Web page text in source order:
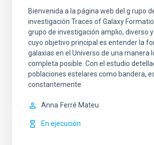
Bienvenida a la página web del g rupo
investigación Traces of Galaxy
grupo de investigación amplio, diverso
cuyo objetivo principal es entender la
galaxias en el Universo de una manera
completa posible. Con el estudio
poblaciones estelares como bandera,
constantemente
Anna Ferré Mateu
En ejecución